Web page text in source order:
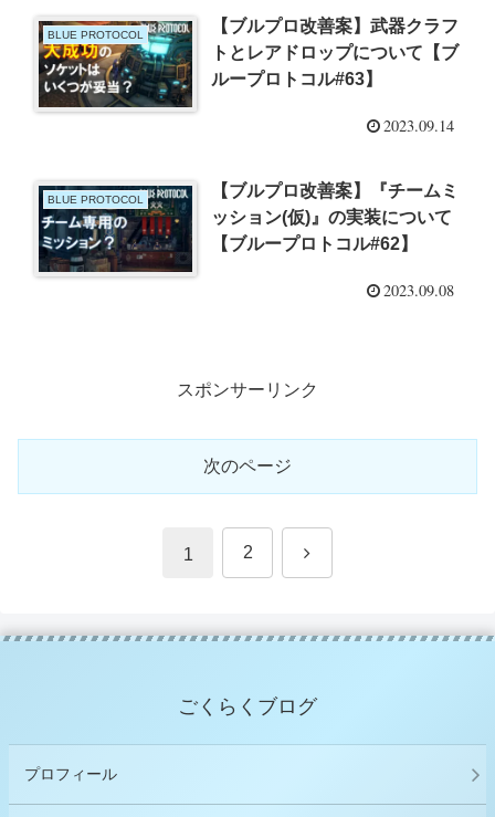
BLUE PROTOCOL
【ブルプロ改善案】武器クラフ
トとレアドロップについて【ブ
ループロトコル#63】
2023.09.14
BLUE PROTOCOL
【ブルプロ改善案】『チームミ
ッション(仮)』の実装について
【ブループロトコル#62】
2023.09.08
スポンサーリンク
次のページ
1 2 次
ごくらくブログ
プロフィール